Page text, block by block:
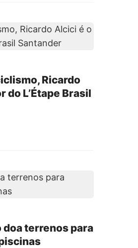
Ricardo
do L’Étape Brasil
terrenos para